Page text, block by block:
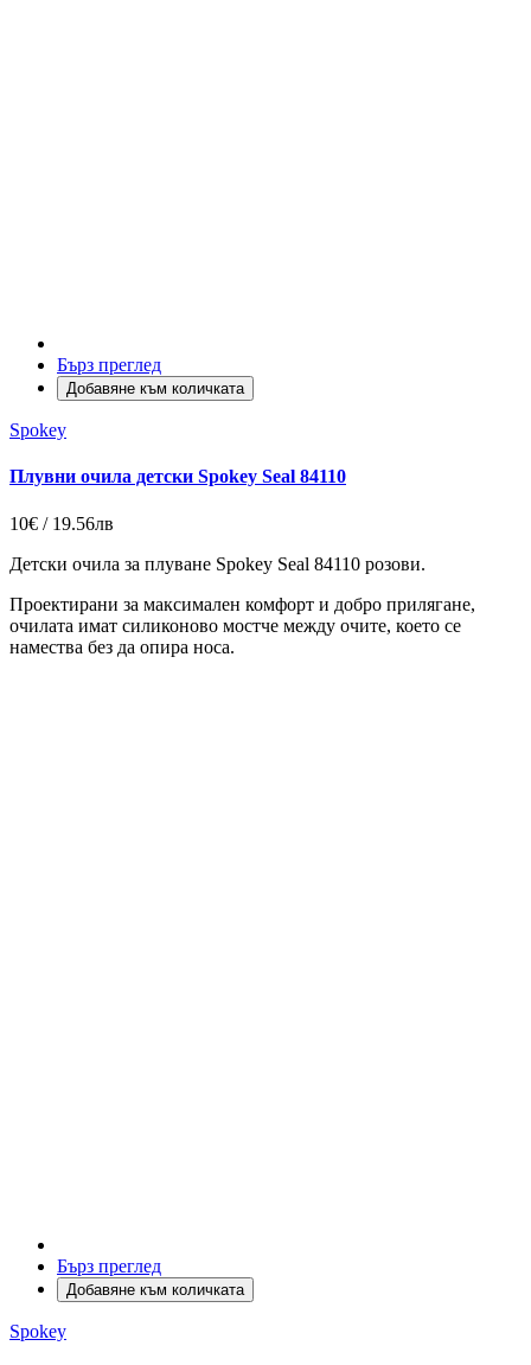
Бърз преглед
Добавяне към количката
Spokey
Плувни очила детски Spokey Seal 84110
10€ / 19.56лв
Детски очила за плуване Spokey Seal 84110 розови.
Проектирани за максимален комфорт и добро прилягане,
очилата имат силиконово мостче между очите, което се
намества без да опира носа.
Бърз преглед
Добавяне към количката
Spokey